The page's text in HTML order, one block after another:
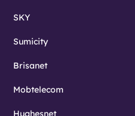
SKY
Sumicity
Brisanet
Mobtelecom
Hughesnet